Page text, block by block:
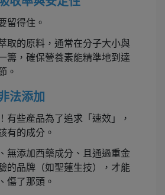
留得住。
取的原料，通常在分子大小與
籌，確保營養素能精準地到達
。
法添加
有些產品為了追求「速效」，
有的成分。
無添加西藥成分、且通過重金
的品牌（如聖蓮生技），才能
傷了那頭。